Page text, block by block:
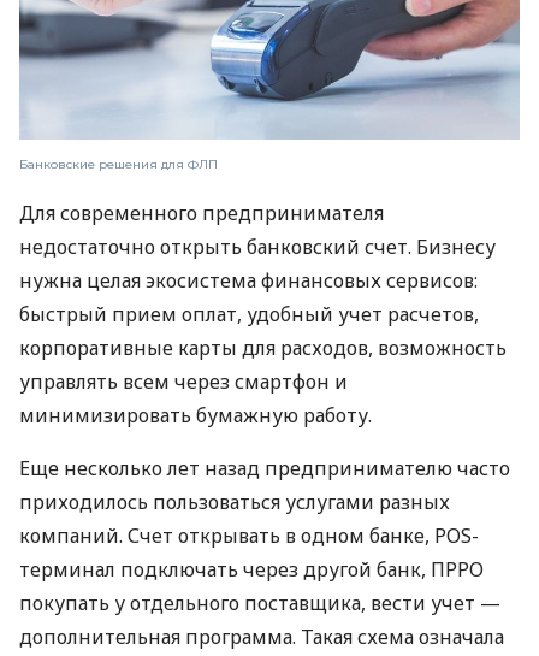
Банковские решения для ФЛП
Для современного предпринимателя
недостаточно открыть банковский счет. Бизнесу
нужна целая экосистема финансовых сервисов:
быстрый прием оплат, удобный учет расчетов,
корпоративные карты для расходов, возможность
управлять всем через смартфон и
минимизировать бумажную работу.
Еще несколько лет назад предпринимателю часто
приходилось пользоваться услугами разных
компаний. Счет открывать в одном банке, POS-
терминал подключать через другой банк, ПРРО
покупать у отдельного поставщика, вести учет —
дополнительная программа. Такая схема означала